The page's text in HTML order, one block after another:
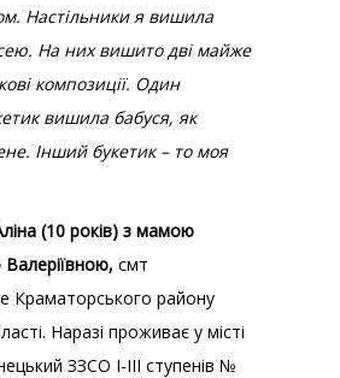
Настільники я вишила
На них вишито дві майже
композиції. Один
вишила бабуся, як
Інший букетик – то моя
(10 років) з мамою
смт
Краматорського району
Наразі проживає у місті
ЗЗСО І-ІІІ ступенів №